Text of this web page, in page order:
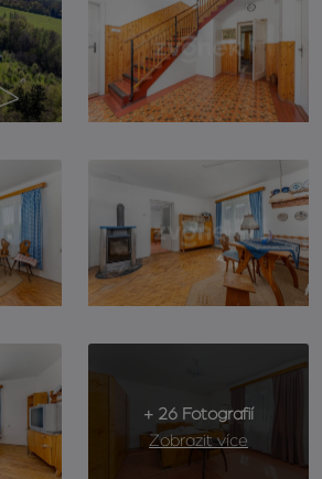
+ 26 Fotografií
Zobrazit více